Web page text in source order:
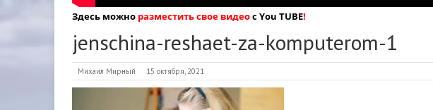
Здесь можно разместить свое видеос You TUBE!
jenschina-reshaet-za-komputerom-1
Михаил Мирный 15 октября, 2021